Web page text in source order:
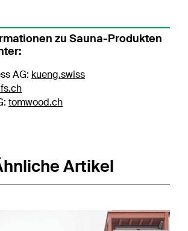
zu Sauna-Produkten
AG: kueng.swiss
tomwood.ch
Artikel